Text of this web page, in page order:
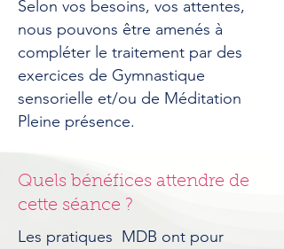
Selon vos besoins, vos attentes,
nous pouvons être amenés à
compléter le traitement par des
exercices de Gymnastique
sensorielle et/ou de Méditation
Pleine présence.
Quels bénéfices attendre de
cette séance ?
Les pratiques MDB ont pour